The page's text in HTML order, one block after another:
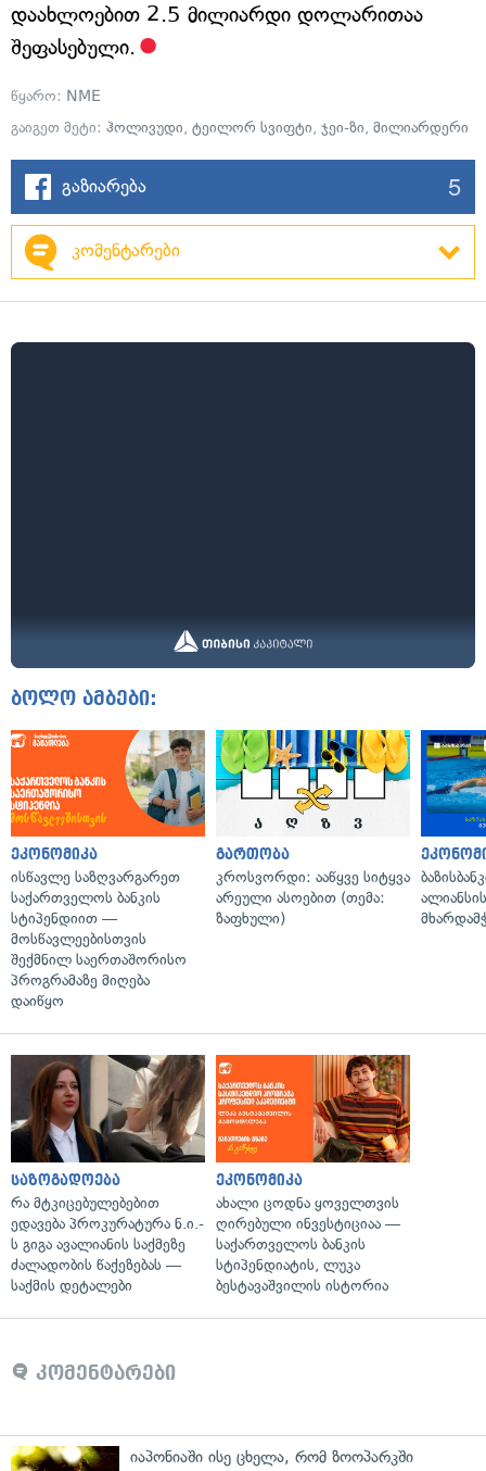
დაახლოებით 2.5 მილიარდი დოლარითაა
შეფასებული.
წყარო: NME
გაიგეთ მეტი: ჰოლივუდი, ტეილორ სვიფტი, ჯეი-ზი, მილიარდერი
გაზიარება 5
კომენტარები
ბოლო ამბები:
ეკონომიკა
ისწავლე საზღვარგარეთ
საქართველოს ბანკის
სტიპენდიით —
მოსწავლეებისთვის
შექმნილ საერთაშორისო
პროგრამაზე მიღება
დაიწყო
გართობა
კროსვორდი: ააწყვე სიტყვა
არეული ასოებით (თემა:
ზაფხული)
საზოგადოება
რა მტკიცებულებებით
ედავება პროკურატურა ნ.ი.-
ს გიგა ავალიანის საქმეზე
ძალადობის წაქეზებას —
საქმის დეტალები
ეკონომიკა
ახალი ცოდნა ყოველთვის
ღირებული ინვესტიციაა —
საქართველოს ბანკის
სტიპენდიატის, ლუკა
ბესტავაშვილის ისტორია
კომენტარები
იაპონიაში ისე ცხელა, რომ ზოოპარკში